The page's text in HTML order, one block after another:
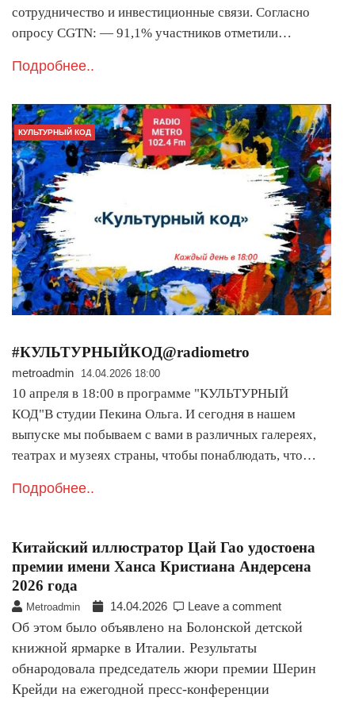
сотрудничество и инвестиционные связи. Согласно
опросу CGTN: — 91,1% участников отметили…
Подробнее..
КУЛЬТУРНЫЙ КОД
#КУЛЬТУРНЫЙКОД@radiometro
metroadmin 14.04.2026 18:00
10 апреля в 18:00 в программе "КУЛЬТУРНЫЙ
КОД"В студии Пекина Ольга. И сегодня в нашем
выпуске мы побываем с вами в различных галереях,
театрах и музеях страны, чтобы понаблюдать, что…
Подробнее..
Китайский иллюстратор Цай Гао удостоена
премии имени Ханса Кристиана Андерсена
2026 года
Metroadmin 14.04.2026 Leave a comment
Об этом было объявлено на Болонской детской
книжной ярмарке в Италии. Результаты
обнародовала председатель жюри премии Шерин
Крейди на ежегодной пресс-конференции